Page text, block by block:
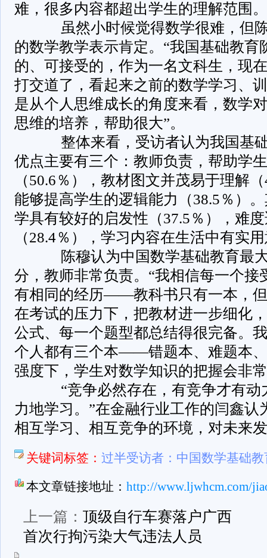
难，很多内容都超出学生的理解范围。
虽然小时候觉得数学很难，但
的数学教学表示肯定。“我国基础教育
的、可接受的，作为一名文科生，现
打交道了，看起来之前的数学学习、
是从个人思维成长的角度来看，数学
思维的培养，帮助很大”。
整体来看，受访者认为我国基
优点主要有三个：教师负责，帮助学
（50.6％），教材图文并茂易于理解
能够提高学生的逻辑能力（38.5％）
学具有较好的启发性（37.5％），难
（28.4％），学习内容在生活中有实
陈穆认为中国数学基础教育最
分，教师非常负责。“我相信每一个接
有相同的经历——教科书只有一本，
在考试的压力下，把教材进一步细化
公式、每一个题型都总结得很完备。
个人都有三个本——错题本、难题本
强度下，学生对数学知识的把握会非
“竞争必然存在，有竞争才有动
力地学习。”在金融行业工作的闫鑫认
相互学习、相互竞争的环境，对未来
关键词标签： 过半受访者：中国数学基础
本文章链接地址： http://www.ljwhcm.com/
上一篇： 顶级自行车赛落户广西
首次行拘污染大气违法人员